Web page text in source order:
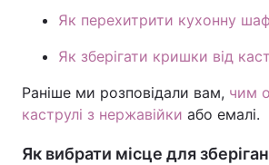
Як перехитрити кухонну
Як зберігати кришки від
Раніше ми розповідали вам, чим
каструлі з нержавійки або емалі.
Як вибрати місце для